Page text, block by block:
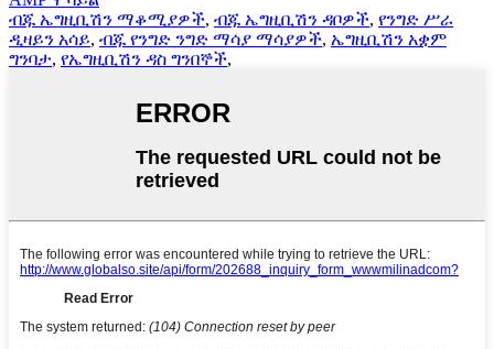
ብጁ ኤግዚቢሽን ማቆሚያዎች, ብጁ ኤግዚቢሽን ዳቦዎች, የንግድ ሥራ
ዲዛይን አሳይ, ብጁ የንግድ ንግድ ማሳያ ማሳያዎች, ኤግዚቢሽን አቋም
ግንባታ, የኤግዚቢሽን ዳስ ግንበኞች,